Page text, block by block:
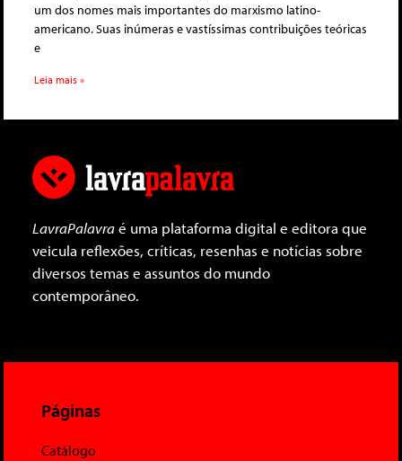
um dos nomes mais importantes do marxismo latino-
americano. Suas inúmeras e vastíssimas contribuições teóricas
e
Leia mais »
LavraPalavraé uma plataforma digital e editora que
veicula reflexões, críticas, resenhas e notícias sobre
diversos temas e assuntos do mundo
contemporâneo.
Páginas
Catálogo